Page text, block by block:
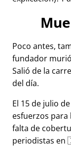
Poco antes,
fundador
Salió de la
del día.
El 15 de julio
esfuerzos
falta de
periodistas en